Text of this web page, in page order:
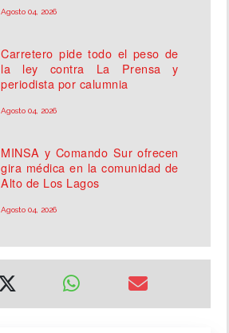
Agosto 04, 2026
Carretero pide todo el peso de
la ley contra La Prensa y
periodista por calumnia
Agosto 04, 2026
MINSA y Comando Sur ofrecen
gira médica en la comunidad de
Alto de Los Lagos
Agosto 04, 2026